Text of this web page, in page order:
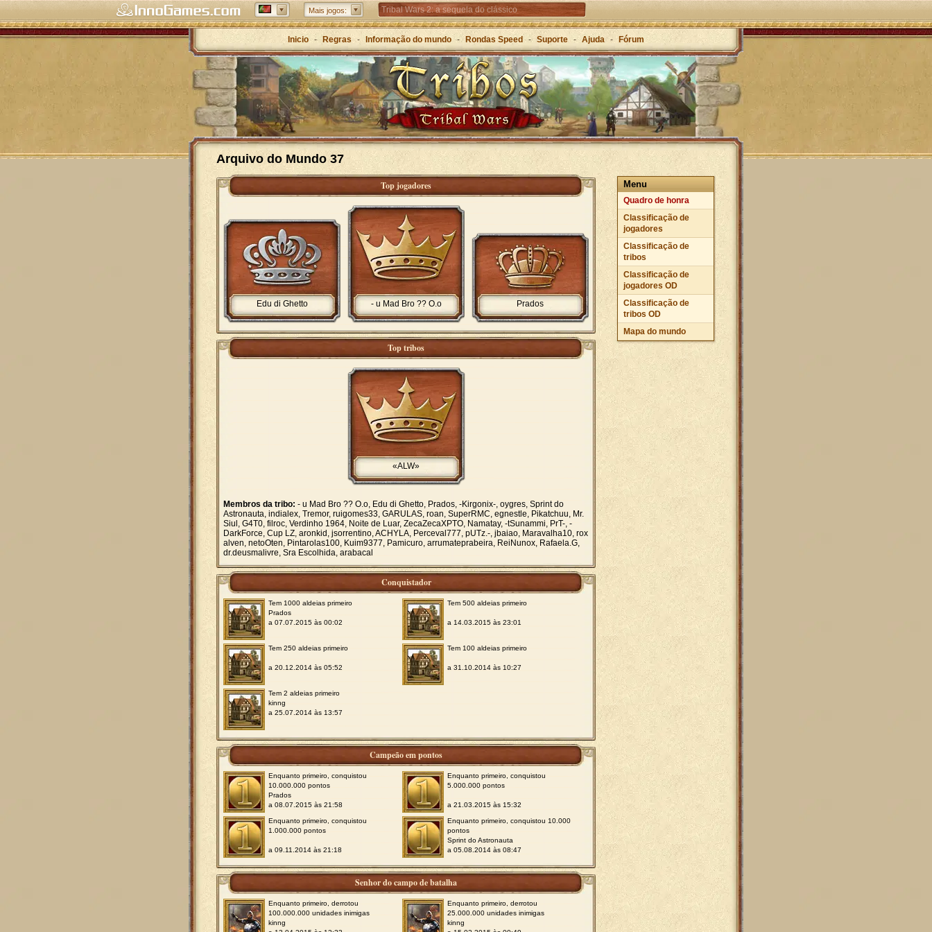
Mais jogos: Tribal Wars 2: a sequela do clássico
Forge of Empires – Estratégia ao longo das eras
Grepolis – Construa o seu império na Grécia Antiga
Inicio - Regras - Informação do mundo - Rondas Speed - Suporte - Ajuda - Fórum
Arquivo do Mundo 37
Menu
Quadro de honra
Classificação de
jogadores
Classificação de
tribos
Classificação de
jogadores OD
Classificação de
tribos OD
Mapa do mundo
Top jogadores
- u Mad Bro ?? O.o
Edu di Ghetto Prados
Top tribos
«ALW»
Membros da tribo: - u Mad Bro ?? O.o, Edu di Ghetto, Prados, -Kirgonix-, oygres, Sprint do
Astronauta, indialex, Tremor, ruigomes33, GARULAS, roan, SuperRMC, egnestle, Pikatchuu, Mr.
Siul, G4T0, filroc, Verdinho 1964, Noite de Luar, ZecaZecaXPTO, Namatay, -tSunammi, PrT-, -
DarkForce, Cup LZ, aronkid, jsorrentino, ACHYLA, Perceval777, pUTz.-, jbaiao, Maravalha10, rox
alven, netoOten, Pintarolas100, Kuim9377, Pamicuro, arrumateprabeira, ReiNunox, Rafaela.G,
dr.deusmalivre, Sra Escolhida, arabacal
Conquistador
Tem 1000 aldeias primeiro
Prados
a 07.07.2015 às 00:02
Tem 500 aldeias primeiro
a 14.03.2015 às 23:01
Tem 250 aldeias primeiro
a 20.12.2014 às 05:52
Tem 100 aldeias primeiro
a 31.10.2014 às 10:27
Tem 2 aldeias primeiro
kinng
a 25.07.2014 às 13:57
Campeão em pontos
Enquanto primeiro, conquistou
10.000.000 pontos
Prados
a 08.07.2015 às 21:58
Enquanto primeiro, conquistou
5.000.000 pontos
a 21.03.2015 às 15:32
Enquanto primeiro, conquistou
1.000.000 pontos
a 09.11.2014 às 21:18
Enquanto primeiro, conquistou 10.000
pontos
Sprint do Astronauta
a 05.08.2014 às 08:47
Senhor do campo de batalha
Enquanto primeiro, derrotou
100.000.000 unidades inimigas
kinng
Enquanto primeiro, derrotou
25.000.000 unidades inimigas
kinng